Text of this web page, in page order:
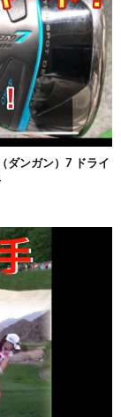
ダンガン）7 ドライ